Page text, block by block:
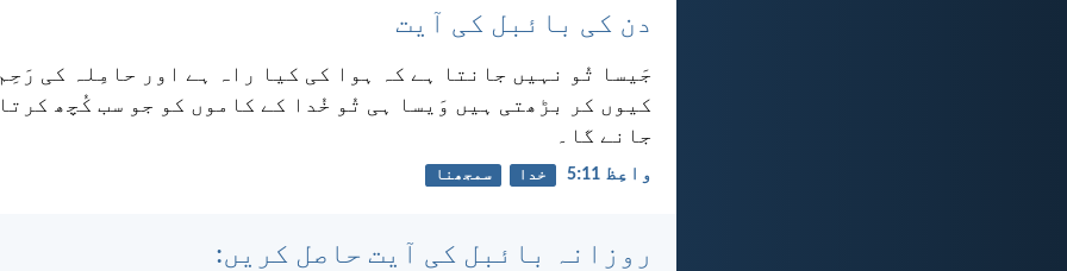
دن کی بائبل کی آیت
جَیسا تُو نہیں جانتا ہے کہ ہوا کی کیا راہ ہے اور حامِلہ کی
کیوں کر بڑھتی ہیں وَیسا ہی تُو خُدا کے کاموں کو جو سب کُچھ
جانے گا۔
واعِظ 11:‏5 خدا سمجھنا
روزانہ بائبل کی آیت حاصل کریں: